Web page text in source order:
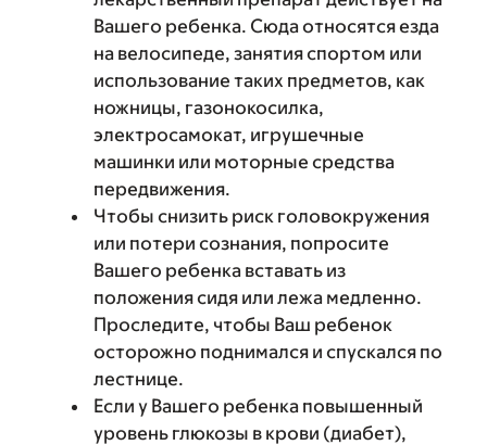
Вашего ребенка. Сюда относятся езда
на велосипеде, занятия спортом или
использование таких предметов, как
ножницы, газонокосилка,
электросамокат, игрушечные
машинки или моторные средства
передвижения.
Чтобы снизить риск головокружения
или потери сознания, попросите
Вашего ребенка вставать из
положения сидя или лежа медленно.
Проследите, чтобы Ваш ребенок
осторожно поднимался и спускался по
лестнице.
Если у Вашего ребенка повышенный
уровень глюкозы в крови (диабет),